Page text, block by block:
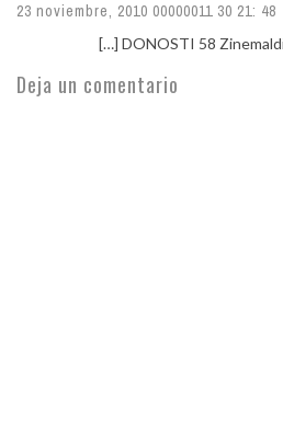
23 noviembre, 2010 00000011 30 21: 48
[…] DONOSTI 58
Deja un comentario